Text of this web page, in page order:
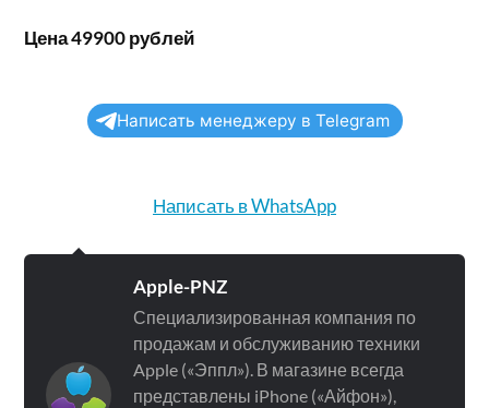
Цена 49900 рублей
Написать менеджеру в Telegram
Написать в WhatsApp
Apple-PNZ
Специализированная компания по
продажам и обслуживанию техники
Apple («Эппл»). В магазине всегда
представлены iPhone («Айфон»),